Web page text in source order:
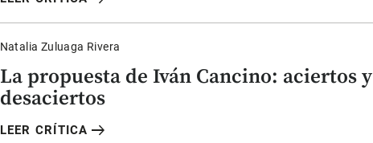
Natalia Zuluaga Rivera
La propuesta de Iván Cancino: aciertos y
desaciertos
LEER CRÍTICA arrow_right_alt